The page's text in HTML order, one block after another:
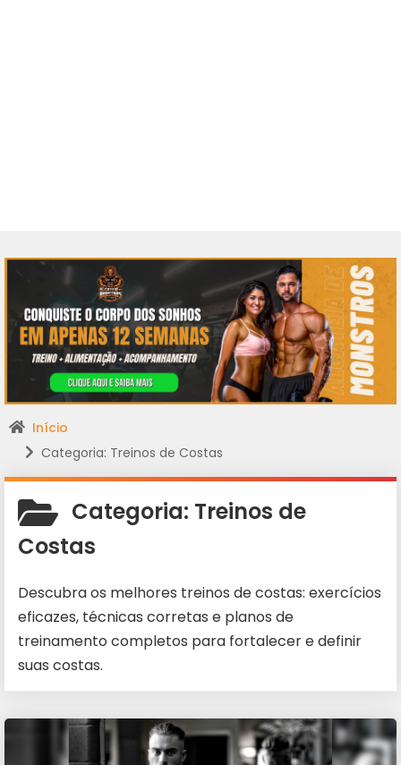
Início
Categoria: Treinos de Costas
Categoria: Treinos de
Costas
Descubra os melhores treinos de costas: exercícios
eficazes, técnicas corretas e planos de
treinamento completos para fortalecer e definir
suas costas.